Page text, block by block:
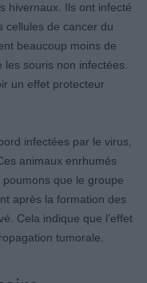
hivernaux. Ils ont infecté
cellules de cancer du
beaucoup moins de
souris non infectées.
un effet protecteur
infectées par le virus,
animaux enrhumés
que le groupe
après la formation des
Cela indique que l’effet
tumorale.